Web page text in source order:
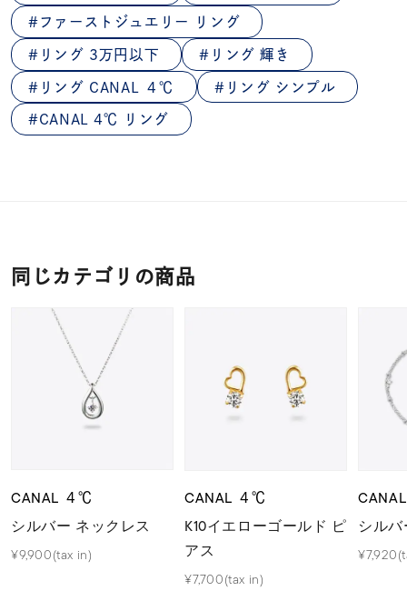
ファーストジュエリー リング
リング 3万円以下 リング 輝き
リング CANAL ４℃ リング シンプル
CANAL 4℃ リング
同じカテゴリの商品
CANAL ４℃
シルバー ネックレス
¥9,900(tax in)
CANAL ４℃
K10イエローゴールド ピ
アス
¥7,700(tax in)
シル